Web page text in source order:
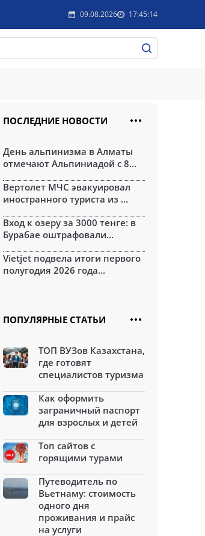
09.08.2026 17:45:14
ПОСЛЕДНИЕ НОВОСТИ
День альпинизма в Алматы
отмечают Альпиниадой с 8...
Вертолет МЧС эвакуировал
иностранного туриста из ...
Вход к озеру за 3000 тенге: в
Бурабае оштрафовали...
Vietjet подвела итоги первого
полугодия 2026 года...
ПОПУЛЯРНЫЕ СТАТЬИ
ТОП ВУЗов Казахстана,
где готовят
специалистов туризма
Как оформить
заграничный паспорт
для взрослых и детей
Топ сайтов с
горящими турами
Путеводитель по
Вьетнаму: стоимость
одного дня
проживания и прайс
на услуги